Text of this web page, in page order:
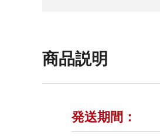
商品説明
発送期間：